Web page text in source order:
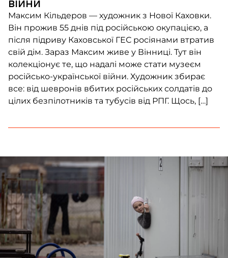
Максим Кільдеров — художник з Нової Каховки.
Він прожив 55 днів під російською окупацією, а
після підриву Каховської ГЕС росіянами втратив
свій дім. Зараз Максим живе у Вінниці. Тут він
колекціонує те, що надалі може стати музеєм
російсько-української війни. Художник збирає
все: від шевронів вбитих російських солдатів до
цілих безпілотників та тубусів від РПГ. Щось, […]